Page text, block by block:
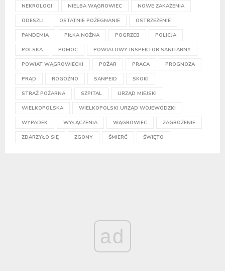
NEKROLOGI NIELBA WĄGROWIEC NOWE ZAKAŻENIA
ODESZLI OSTATNIE POŻEGNANIE OSTRZEŻENIE
PANDEMIA PIŁKA NOŻNA POGRZEB POLICJA
POLSKA POMOC POWIATOWY INSPEKTOR SANITARNY
POWIAT WĄGROWIECKI POŻAR PRACA PROGNOZA
PRĄD ROGOŹNO SANPEID SKOKI
STRAŻ POŻARNA SZPITAL URZĄD MIEJSKI
WIELKOPOLSKA WIELKOPOLSKI URZĄD WOJEWÓDZKI
WYPADEK WYŁĄCZENIA WĄGROWIEC ZAGROŻENIE
ZDARZYŁO SIĘ ZGONY ŚMIERĆ ŚWIĘTO
ad